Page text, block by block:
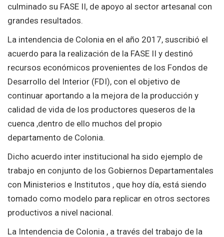
culminado su FASE II, de apoyo al sector artesanal con
grandes resultados.
La intendencia de Colonia en el año 2017, suscribió el
acuerdo para la realización de la FASE II y destinó
recursos económicos provenientes de los Fondos de
Desarrollo del Interior (FDI), con el objetivo de
continuar aportando a la mejora de la producción y
calidad de vida de los productores queseros de la
cuenca ,dentro de ello muchos del propio
departamento de Colonia.
Dicho acuerdo inter institucional ha sido ejemplo de
trabajo en conjunto de los Gobiernos Departamentales
con Ministerios e Institutos , que hoy día, está siendo
tomado como modelo para replicar en otros sectores
productivos a nivel nacional.
La Intendencia de Colonia , a través del trabajo de la